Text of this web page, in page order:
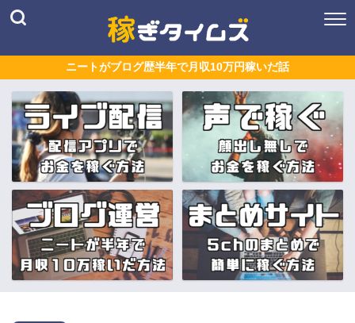
ニートがブログ歴半年で月収10万円稼いだ話